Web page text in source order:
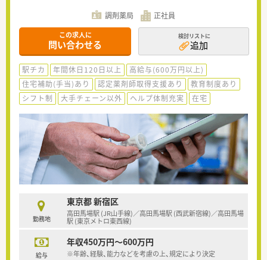
調剤薬局 正社員
この求人に
問い合わせる
検討リストに
追加
駅チカ 年間休日120日以上
高給与(600万円以上)
住宅補助(手当)あり
認定薬剤師取得支援あり
教育制度あり
シフト制
大手チェーン以外 ヘルプ体制充実 在宅
勤務地
東京都 新宿区
高田馬場駅 (JR山手線)／高田馬場駅 (西武新宿線)／高田馬場
駅 (東京メトロ東西線)
給与
年収450万円～600万円
※年齢、経験、能力などを考慮の上、規定により決定